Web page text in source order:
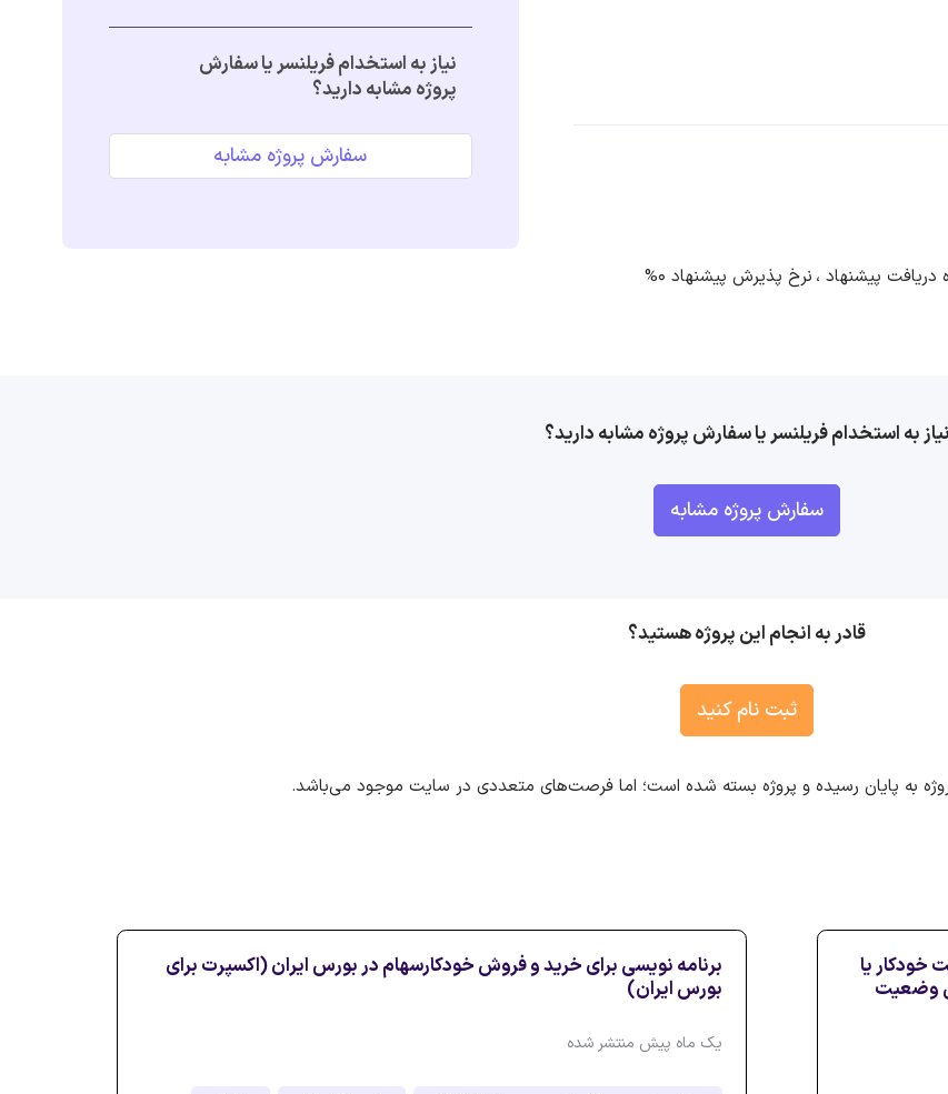
نرخ پذیرش پیشنهاد 0%
نیاز به استخدام فریلنسر یا سفارش
پروژه مشابه دارید؟
سفارش پروژه مشابه
نیاز به استخدام فریلنسر یا سفارش پروژه مشابه دارید؟
سفارش پروژه مشابه
قادر به انجام این پروژه هستید؟
ثبت نام کنید
به پایان رسیده و پروژه بسته شده است؛ اما فرصت‌های متعددی در سایت موجود می‌باشد.
خودکار یا
وضعیت
برنامه نویسی برای خرید و فروش خودکارسهام در بورس ایران (اکسپرت برای
بورس ایران)
یک ماه پیش منتشر شده